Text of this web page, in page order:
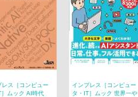
レス［コンピュー
］ムック AI時代
インプレス［コンピュー
タ・IT］ムック 世界一や